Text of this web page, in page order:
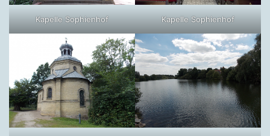
Kapelle Sophienhof Kapelle Sophienhof